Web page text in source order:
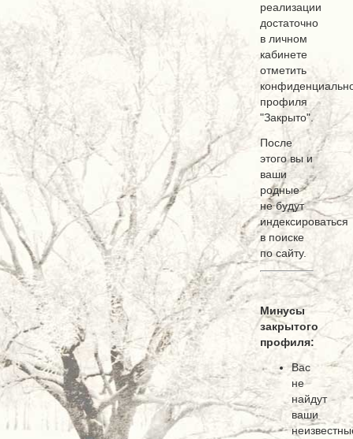
реализации
достаточно
в личном
кабинете
отметить
профиля
"Закрыто".
После
этого вы и
ваши
родные
не будут
индексироваться
в поиске
по сайту.
Минусы
закрытого
профиля:
Вас
не
найдут
ваши